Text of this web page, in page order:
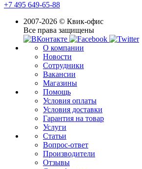
+7 495 649-65-88
2007-2026 © Квик-офис
Все права защищены
О компании
Новости
Сотрудники
Вакансии
Магазины
Помощь
Условия оплаты
Условия доставки
Гарантия на товар
Услуги
Статьи
Вопрос-ответ
Производители
Отзывы